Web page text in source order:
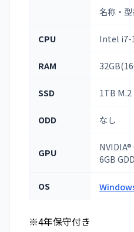
名称・
CPU Intel i7-
RAM
SSD 1TB M.2
ODD なし
GPU
6GB
OS
※4年保守付き